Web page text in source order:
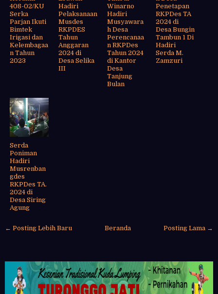
408-02/KU
Serka
Parjan Ikuti
Bimtek
Irigasi dan
Kelembagaa
n Tahun
2023
Hadiri
Pelaksanaan
Musdes
RKPDES
Tahun
Anggaran
2024 di
Desa Selika
III
Winarno
Hadiri
Musyawara
h Desa
Perencanaa
n RKPDes
Tahun 2024
di Kantor
Desa
Tanjung
Bulan
Penetapan
RKPDes TA
2024 di
Desa Bungin
Tambun 1 Di
Hadiri
Serda M.
Zamzuri
Serda
Poniman
Hadiri
Musrenban
gdes
RKPDes TA.
2024 di
Desa Siring
Agung
← Posting Lebih Baru Posting Lama →
Beranda